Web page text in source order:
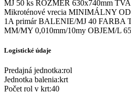
MJ 50 ks ROZMER 630x740mm
Mikroténové vrecia MINIMÁLNY
1A primár BALENIE/MJ 40 FARBA
MM/MY 0,010mm/10my OBJEM/L
Logistické údaje
Predajná jednotka:rol
Jednotka balenia:krt
Počet rol v krt:40